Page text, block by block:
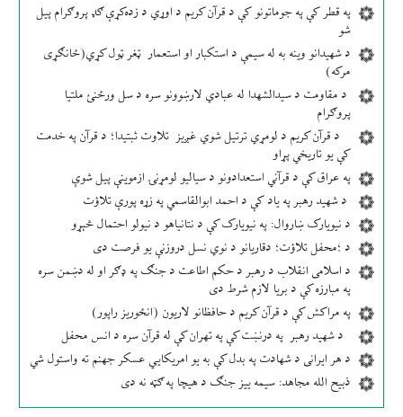
په قطر کې په جوماتونو کې د قرآن کریم د اوړي د زده‌کړې ګډ پروګرام پیل
شو
د شهیدانو وینه به له سیمې د استکبار او استعمار ټغر ټول کړي(ځانګړی
مرکه)
د مقاومت د سیدالشهدا له عبادي لارښوونو سره د سل ورځنئ ملتیا
پروګرام
د قرآن کریم د لومړي ترتیل شوي غږیز تلاوت ثبتیدا؛ د قرآن په خدمت
کې یو تاریخي پړاو
په عراق کې د قرآني استعدادونو د سیالیو لومړنۍ ازموینې پیل شوې
د شهید رهبر په یاد کې د احمد ابوالقاسمي په زړه پورې تلاؤت
د نیویارک ښاروال: په نیویارک کې د نتانیاهو د نیولو احتمال څېړو
د ؛محفل تلاؤت؛ دقاریانو د نوي نسل دروزنې یو فرصت دی
د اسلامی انقلاب د رهبر د حکم اطاعت د جنګ په ډګر او له دښمن سره
په مبارزه کې د بریا لازم شرط دی
په مراکش کې د قرآن کریم د حافظانو لاریون (انځوریز راپور)
د شهید رهبر په درنښت کې په تهران کې له قرآن سره د انس محفل
د هر ایرانی د شهادت په بدل کې به یو امریکایي عسکر جهنم ته واستول شي
ذبیح الله مجاهد: سیمه ییز جنګ د هیچا په ګټه نه دی